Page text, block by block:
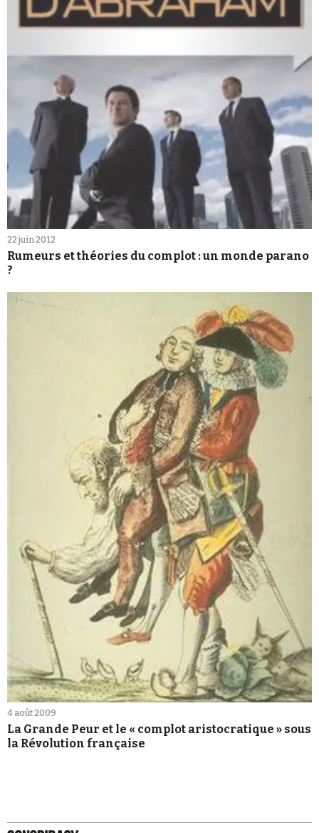
22 juin 2012
Rumeurs et théories du complot : un monde parano
?
4 août 2009
La Grande Peur et le « complot aristocratique » sous
la Révolution française